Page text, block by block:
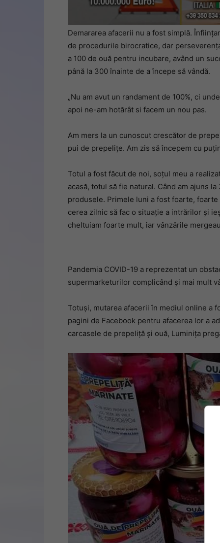
Demararea afacerii nu a fost simplă.
de procedurile birocratice, dar
a 100 de ouă pentru incubare, având un
până la 300 înainte de a începe să vândă.
„Nu am avut un randament de 100%, ci
apoi ne-am hotărât si facem un nou pas.
Am mers la un cunoscut crescător de
pui de prepeliţe. Am zis să începem cu
Totul a fost făcut de noi, soţul meu a
acasă, totul să fie natural. Când am ajuns
produsele. Primele luni a fost foarte,
cerea zilnic să fac o situaţie a intrărilor şi
cheltuiam foarte mult, iar vânzările
Pandemia COVID-19 a reprezentat un
supermarketurilor complicând și mai mult
Totuși, mutarea afacerii în mediul online a
pagini de Facebook pentru afacerea lor a
carcasele de prepeliţă şi ouă, Luminiţa